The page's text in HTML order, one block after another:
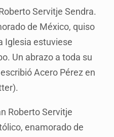
Servitje Sendra.
de México, quiso
Iglesia estuviese
Un abrazo a toda su
Acero Pérez en
Roberto Servitje
enamorado de